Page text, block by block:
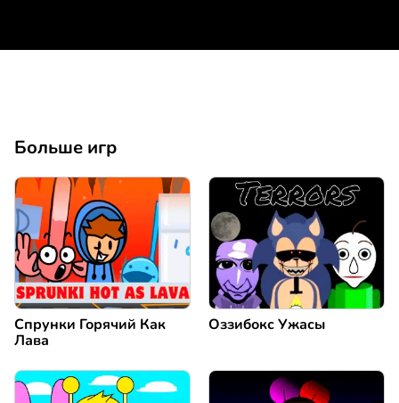
Больше игр
Спрунки Горячий Как
Лава
Оззибокс Ужасы